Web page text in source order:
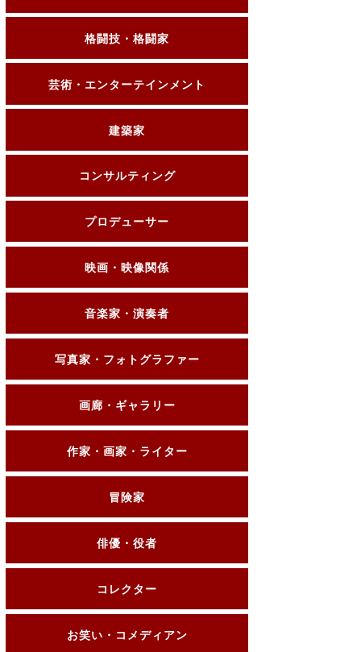
格闘技・格闘家
芸術・エンターテインメント
建築家
コンサルティング
プロデューサー
映画・映像関係
音楽家・演奏者
写真家・フォトグラファー
画廊・ギャラリー
作家・画家・ライター
冒険家
俳優・役者
コレクター
お笑い・コメディアン